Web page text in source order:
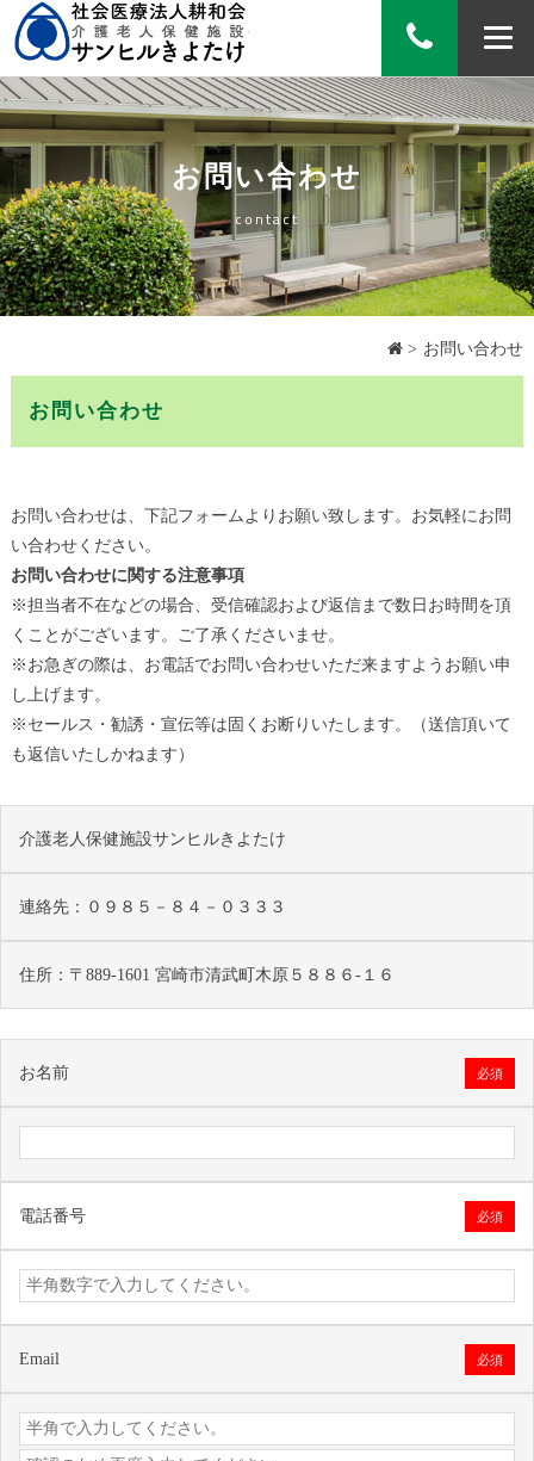
介護老人保健施
お問い合わせ
contact
お問い合わせ
お問い合わせ
お問い合わせは、下記フォームよりお願い致します。お気軽にお問
い合わせください。
お問い合わせに関する注意事項
※担当者不在などの場合、受信確認および返信まで数日お時間を頂
くことがございます。ご了承くださいませ。
※お急ぎの際は、お電話でお問い合わせいただ来ますようお願い申
し上げます。
※セールス・勧誘・宣伝等は固くお断りいたします。（送信頂いて
も返信いたしかねます）
介護老人保健施設サンヒルきよたけ
連絡先：０９８５－８４－０３３３
住所：〒889-1601 宮崎市清武町木原５８８６-１６
お名前 必須
電話番号 必須
Email 必須